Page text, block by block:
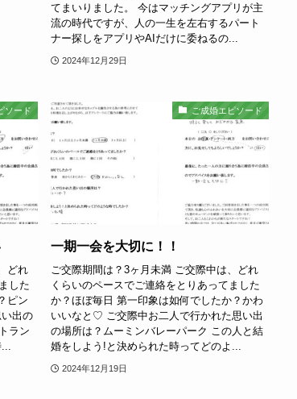
てまいりました。 今はマッチングアプリが主
流の時代ですが、人の一生を左右するパート
ナー探しをアプリやAIだけに委ねるの...
2024年12月29日
ソード
どれ
した
ピン
出の
ラン
ご成婚エピソード
一期一会を大切に！！
ご交際期間は？3ヶ月未満 ご交際中は、どれ
くらいのペースでご連絡をとりあってました
か？ほぼ毎日 第一印象は如何でしたか？かわ
いいなと♡ ご交際中お二人で行かれた思い出
の場所は？ムーミンバレーパーク この人と結
婚をしよう!と決められた時ってどのよ...
2024年12月19日